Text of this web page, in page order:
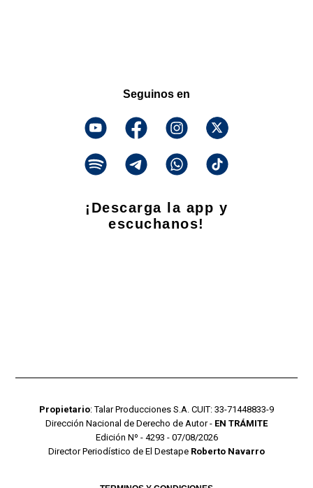
Seguinos en
¡Descarga la app y
escuchanos!
Propietario: Talar Producciones S.A. CUIT: 33-71448833-9
Dirección Nacional de Derecho de Autor - EN TRÁMITE
Edición Nº - 4293 - 07/08/2026
Director Periodístico de El Destape Roberto Navarro